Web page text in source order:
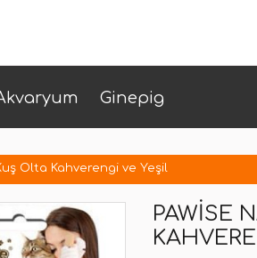
Ginepig
Olta Kahverengi ve Yeşil
PAWISE